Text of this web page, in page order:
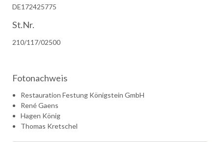
DE172425775
St.Nr.
210/117/02500
Fotonachweis
Restauration Festung Königstein GmbH
René Gaens
Hagen König
Thomas Kretschel